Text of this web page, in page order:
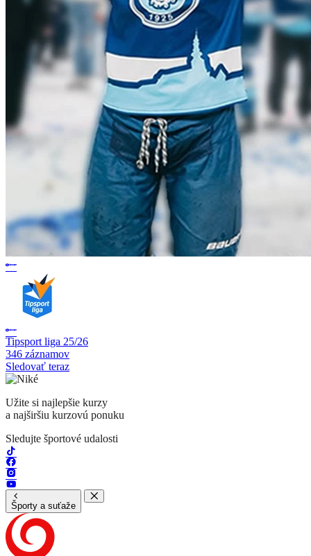
Tipsport liga 25/26
346 záznamov
Sledovať teraz
Užite si najlepšie kurzy
a najširšiu kurzovú ponuku
Sledujte športové udalosti
Športy a suťaže